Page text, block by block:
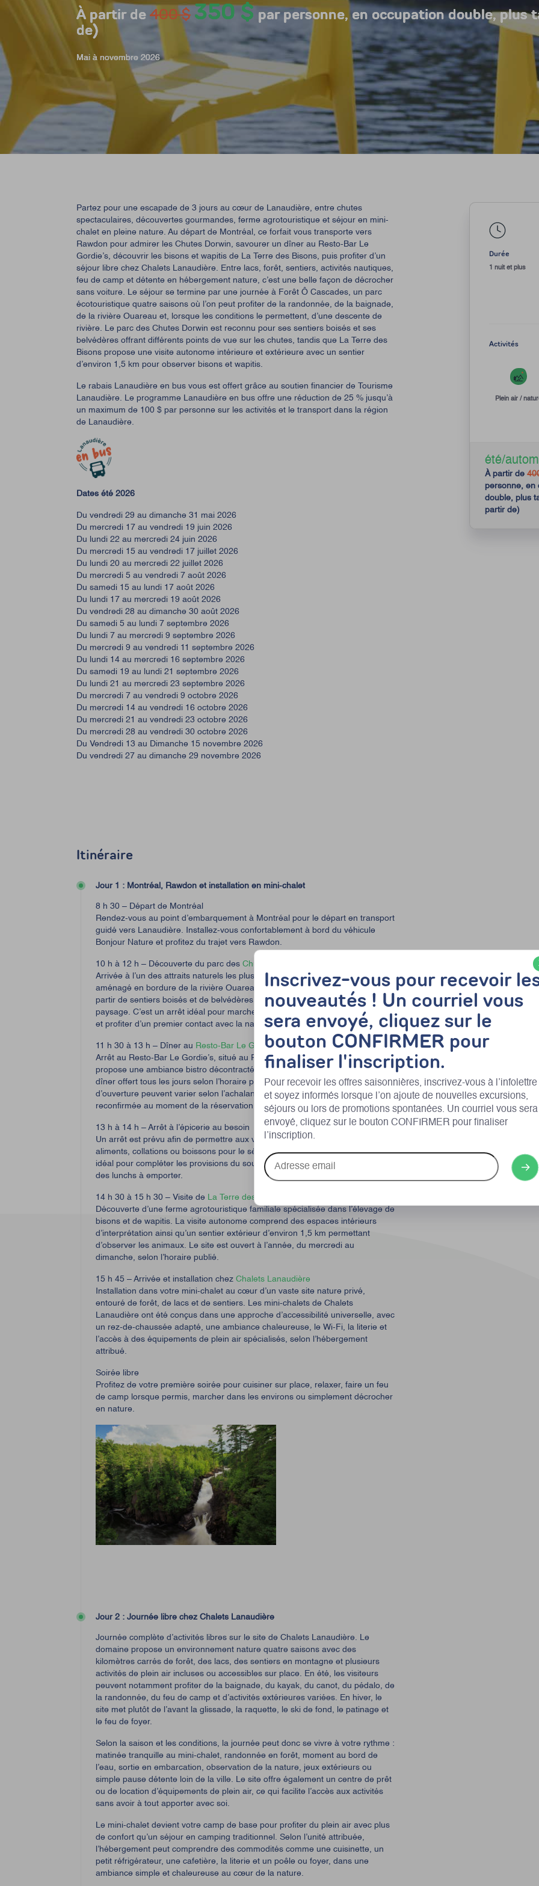
Inscrivez-vous pour recevoir
nouveautés ! Un courriel vous
sera envoyé, cliquez sur le
bouton CONFIRMER pour
finaliser l'inscription.
Pour recevoir les offres saisonnières, inscrivez-vous à l’infolettre
et soyez informés lorsque l’on ajoute de nouvelles excursions,
séjours ou lors de promotions spontanées. Un courriel vous sera
envoyé, cliquez sur le bouton CONFIRMER pour finaliser
l’inscription.
Adresse
email
À partir de 400 $ 350 $ par personne, en occupation double, plus
de)
Mai à novembre 2026
À partir de 400 $ 350 $ par personne, en occupation double, plus
de)
Mai à novembre 2026
À partir de 400 $ 350 $ par personne, en occupation double, plus
de)
Mai à novembre 2026
À partir de 400 $ 350 $ par personne, en occupation double, plus
de)
Mai à novembre 2026
Partez pour une escapade de 3 jours au cœur de Lanaudière, entre chutes
spectaculaires, découvertes gourmandes, ferme agrotouristique et séjour en mini-
chalet en pleine nature. Au départ de Montréal, ce forfait vous transporte vers
Rawdon pour admirer les Chutes Dorwin, savourer un dîner au Resto-Bar Le
Gordie’s, découvrir les bisons et wapitis de La Terre des Bisons, puis profiter d’un
séjour libre chez Chalets Lanaudière. Entre lacs, forêt, sentiers, activités nautiques,
feu de camp et détente en hébergement nature, c’est une belle façon de décrocher
sans voiture. Le séjour se termine par une journée à Forêt Ô Cascades, un parc
écotouristique quatre saisons où l’on peut profiter de la randonnée, de la baignade,
de la rivière Ouareau et, lorsque les conditions le permettent, d’une descente de
rivière. Le parc des Chutes Dorwin est reconnu pour ses sentiers boisés et ses
belvédères offrant différents points de vue sur les chutes, tandis que La Terre des
Bisons propose une visite autonome intérieure et extérieure avec un sentier
d’environ 1,5 km pour observer bisons et wapitis.
Le rabais Lanaudière en bus vous est offert grâce au soutien financier de Tourisme
Lanaudière. Le programme Lanaudière en bus offre une réduction de 25 % jusqu’à
un maximum de 100 $ par personne sur les activités et le transport dans la région
de Lanaudière.
Dates été 2026
Du vendredi 29 au dimanche 31 mai 2026
Du mercredi 17 au vendredi 19 juin 2026
Du lundi 22 au mercredi 24 juin 2026
Du mercredi 15 au vendredi 17 juillet 2026
Du lundi 20 au mercredi 22 juillet 2026
Du mercredi 5 au vendredi 7 août 2026
Du samedi 15 au lundi 17 août 2026
Du lundi 17 au mercredi 19 août 2026
Du vendredi 28 au dimanche 30 août 2026
Du samedi 5 au lundi 7 septembre 2026
Du lundi 7 au mercredi 9 septembre 2026
Du mercredi 9 au vendredi 11 septembre 2026
Du lundi 14 au mercredi 16 septembre 2026
Du samedi 19 au lundi 21 septembre 2026
Du lundi 21 au mercredi 23 septembre 2026
Du mercredi 7 au vendredi 9 octobre 2026
Du mercredi 14 au vendredi 16 octobre 2026
Du mercredi 21 au vendredi 23 octobre 2026
Du mercredi 28 au vendredi 30 octobre 2026
Du Vendredi 13 au Dimanche 15 novembre 2026
Du vendredi 27 au dimanche 29 novembre 2026
Durée
1 nuit et plus
Activités
Plein air /
été/
À partir de
personne, en
double, plus
partir de)
Itinéraire
Jour 1 : Montréal, Rawdon et installation en mini-chalet
8 h 30 – Départ de Montréal
Rendez-vous au point d’embarquement à Montréal pour le départ en transport
guidé vers Lanaudière. Installez-vous confortablement à bord du véhicule
Bonjour Nature et profitez du trajet vers Rawdon.
10 h à 12 h – Découverte du parc des Chutes Dorwin
Arrivée à l’un des attraits naturels les plus connus de Rawdon. Le parc,
aménagé en bordure de la rivière Ouareau, permet d’admirer les chutes à
partir de sentiers boisés et de belvédères offrant différents points de vue sur le
paysage. C’est un arrêt idéal pour marcher tranquillement, prendre des photos
et profiter d’un premier contact avec la nature lanaudoise.
11 h 30 à 13 h – Dîner au Resto-Bar Le Gordie’s
Arrêt au Resto-Bar Le Gordie’s, situé au Rawdon Golf Resort. Le restaurant
propose une ambiance bistro décontractée, avec un service de déjeuner et de
dîner offert tous les jours selon l’horaire publié. Les menus et les heures
d’ouverture peuvent varier selon l’achalandage; cette portion doit donc être
reconfirmée au moment de la réservation.
13 h à 14 h – Arrêt à l’épicerie au besoin
Un arrêt est prévu afin de permettre aux voyageurs de se procurer des
aliments, collations ou boissons pour le séjour en mini-chalet. C’est le moment
idéal pour compléter les provisions du souper, du déjeuner du lendemain ou
des lunchs à emporter.
14 h 30 à 15 h 30 – Visite de La Terre des Bisons
Découverte d’une ferme agrotouristique familiale spécialisée dans l’élevage de
bisons et de wapitis. La visite autonome comprend des espaces intérieurs
d’interprétation ainsi qu’un sentier extérieur d’environ 1,5 km permettant
d’observer les animaux. Le site est ouvert à l’année, du mercredi au
dimanche, selon l’horaire publié.
15 h 45 – Arrivée et installation chez Chalets Lanaudière
Installation dans votre mini-chalet au cœur d’un vaste site nature privé,
entouré de forêt, de lacs et de sentiers. Les mini-chalets de Chalets
Lanaudière ont été conçus dans une approche d’accessibilité universelle, avec
un rez-de-chaussée adapté, une ambiance chaleureuse, le Wi-Fi, la literie et
l’accès à des équipements de plein air spécialisés, selon l’hébergement
attribué.
Soirée libre
Profitez de votre première soirée pour cuisiner sur place, relaxer, faire un feu
de camp lorsque permis, marcher dans les environs ou simplement décrocher
en nature.
Jour 2 : Journée libre chez Chalets Lanaudière
Journée complète d’activités libres sur le site de Chalets Lanaudière. Le
domaine propose un environnement nature quatre saisons avec des
kilomètres carrés de forêt, des lacs, des sentiers en montagne et plusieurs
activités de plein air incluses ou accessibles sur place. En été, les visiteurs
peuvent notamment profiter de la baignade, du kayak, du canot, du pédalo, de
la randonnée, du feu de camp et d’activités extérieures variées. En hiver, le
site met plutôt de l’avant la glissade, la raquette, le ski de fond, le patinage et
le feu de foyer.
Selon la saison et les conditions, la journée peut donc se vivre à votre rythme :
matinée tranquille au mini-chalet, randonnée en forêt, moment au bord de
l’eau, sortie en embarcation, observation de la nature, jeux extérieurs ou
simple pause détente loin de la ville. Le site offre également un centre de prêt
ou de location d’équipements de plein air, ce qui facilite l’accès aux activités
sans avoir à tout apporter avec soi.
Le mini-chalet devient votre camp de base pour profiter du plein air avec plus
de confort qu’un séjour en camping traditionnel. Selon l’unité attribuée,
l’hébergement peut comprendre des commodités comme une cuisinette, un
petit réfrigérateur, une cafetière, la literie et un poêle ou foyer, dans une
ambiance simple et chaleureuse au cœur de la nature.